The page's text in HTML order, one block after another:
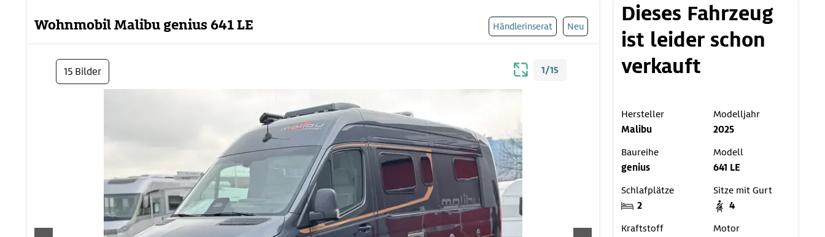
Wohnmobil Malibu genius 641 LE Händlerinserat Neu
15 Bilder 1/15
Dieses Fahrzeug
ist leider schon
verkauft
Hersteller
Malibu
Modelljahr
2025
Baureihe
genius
Modell
641 LE
Schlafplätze
2
Sitze mit Gurt
4
Kraftstoff
Motor